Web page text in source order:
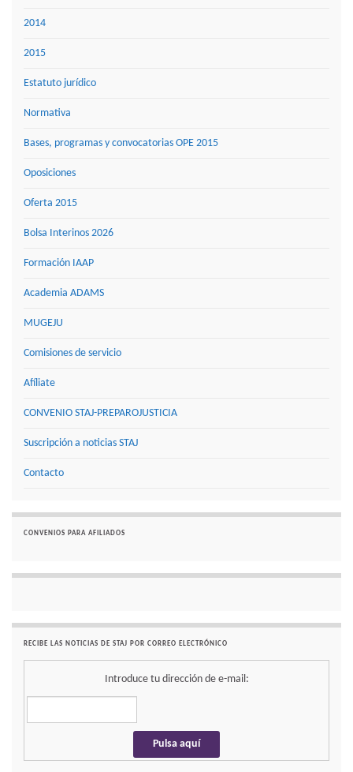
2014
2015
Estatuto jurídico
Normativa
Bases, programas y convocatorias OPE 2015
Oposiciones
Oferta 2015
Bolsa Interinos 2026
Formación IAAP
Academia ADAMS
MUGEJU
Comisiones de servicio
Afíliate
CONVENIO STAJ-PREPAROJUSTICIA
Suscripción a noticias STAJ
Contacto
CONVENIOS PARA AFILIADOS
RECIBE LAS NOTICIAS DE STAJ POR CORREO ELECTRÓNICO
Introduce tu dirección de e-mail: